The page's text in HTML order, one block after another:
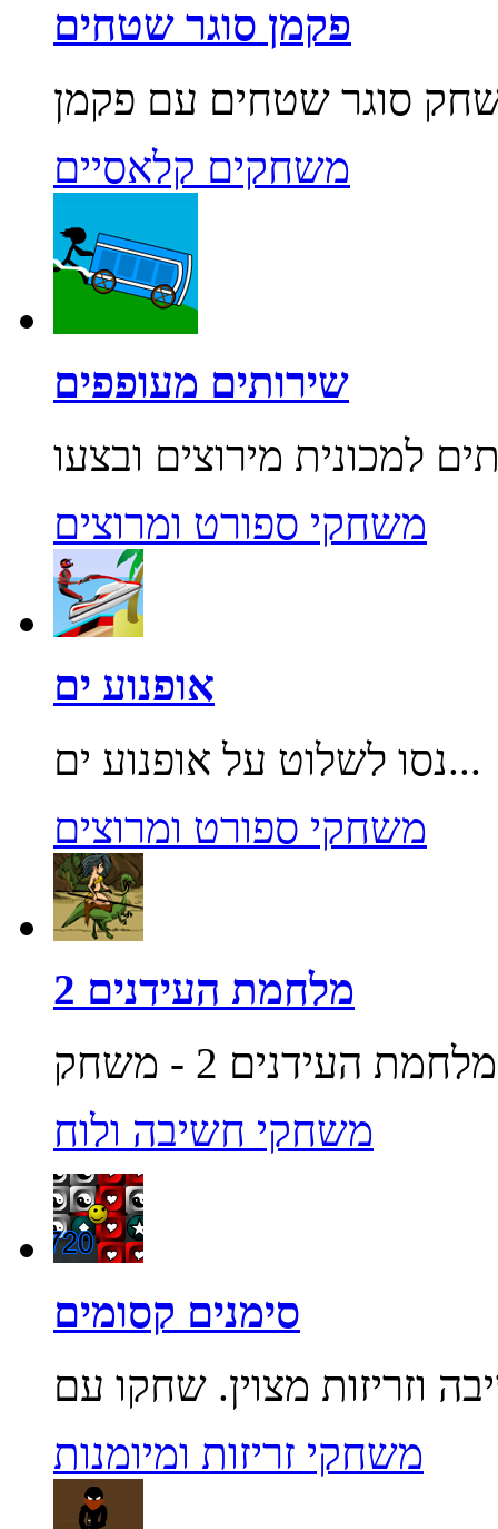
פקמן סוגר שטחים
משחקים קלאסיים
שירותים מעופפים
משחקי ספורט ומרוצים
אופנוע ים
נסו לשלוט על אופנוע ים...
משחקי ספורט ומרוצים
מלחמת העידנים 2
משחקי חשיבה ולוח
סימנים קסומים
משחקי זריזות ומיומנות